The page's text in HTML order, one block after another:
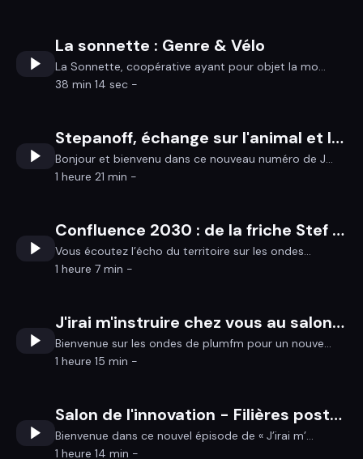
La sonnette : Genre & Vélo
La Sonnette, coopérative ayant pour objet la mo...
38 min 14 sec -
Stepanoff, échange sur l'animal et la mort
Bonjour et bienvenu dans ce nouveau numéro de J...
1 heure 21 min -
Confluence 2030 : de la friche Stef au pôle étudiant, l'essor d'un nouveau quartier
Vous écoutez l’écho du territoire sur les ondes...
1 heure 7 min -
J'irai m'instruire chez vous au salon de l'innovation-LOW-TECH
Bienvenue sur les ondes de plumfm pour un nouve...
1 heure 15 min -
Salon de l'innovation - Filières post-bac, formations professionnelles et emplois, quelle stratégie pour le territoire de Redon?
Bienvenue dans ce nouvel épisode de « J’irai m’...
1 heure 14 min -